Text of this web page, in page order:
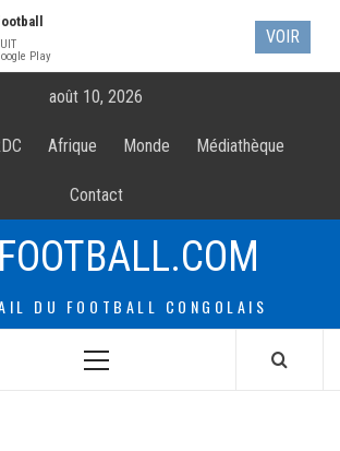
août 10, 2026
Afrique Monde Médiathèque
Contact
DU FOOTBALL CONGOLAIS
Menu
Play
VOIR